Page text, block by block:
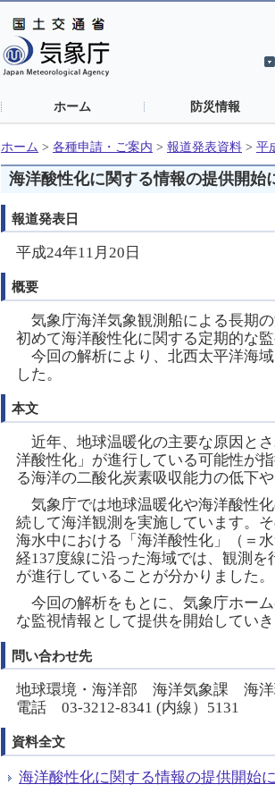
ホーム 防災情報
ホーム > 各種申請・ご案内 > 報道発表資料 > 平
海洋酸性化に関する情報の提供開始
報道発表日
平成24年11月20日
概要
気象庁海洋気象観測船による長期
初めて海洋酸性化に関する定期的な
今回の解析により、北西太平洋海
した。
本文
近年、地球温暖化の主要な原因と
洋酸性化」が進行している可能性が
る海洋の二酸化炭素吸収能力の低下
気象庁では地球温暖化や海洋酸性
続して海洋観測を実施しています。
海水中における「海洋酸性化」（＝
経137度線に沿った海域では、観測を
が進行していることが分かりました。
今回の解析をもとに、気象庁ホーム
な監視情報として提供を開始していき
問い合わせ先
地球環境・海洋部 海洋気象課 海洋
電話 03-3212-8341 (内線）5131
資料全文
海洋酸性化に関する情報の提供開始